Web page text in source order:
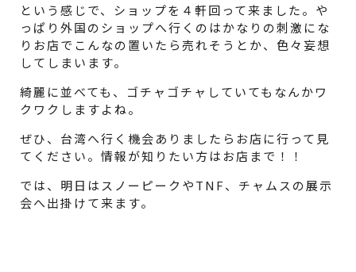
という感じで、ショップを４軒回って来ました。や
っぱり外国のショップへ行くのはかなりの刺激にな
りお店でこんなの置いたら売れそうとか、色々妄想
してしまいます。
綺麗に並べても、ゴチャゴチャしていてもなんかワ
クワクしますよね。
ぜひ、台湾へ行く機会ありましたらお店に行って見
てください。情報が知りたい方はお店まで！！
では、明日はスノーピークやTNF、チャムスの展示
会へ出掛けて来ます。